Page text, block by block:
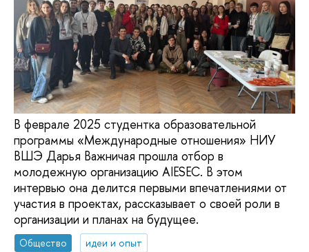
В феврале 2025 студентка образовательной
программы «Международные отношения» НИУ
ВШЭ Дарья Важничая прошла отбор в
молодежную организацию AIESEC. В этом
интервью она делится первыми впечатлениями от
участия в проектах, рассказывает о своей роли в
организации и планах на будущее.
Общество
идеи и опыт